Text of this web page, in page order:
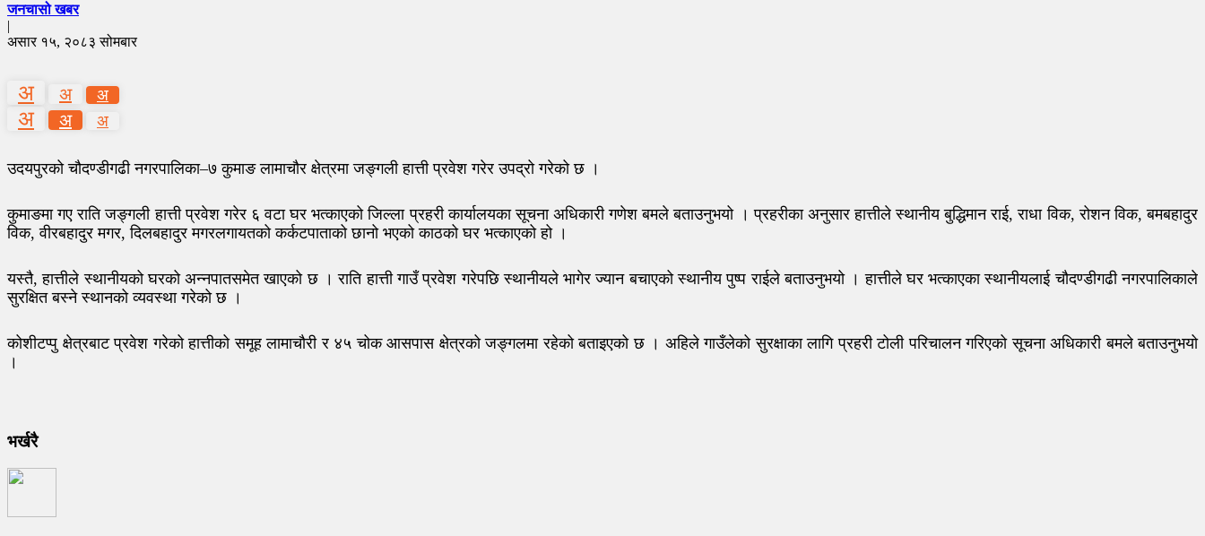
जनचासो खबर
|
असार १५, २०८३ सोमबार
अ अ अ
अ अ अ
उदयपुरको चौदण्डीगढी नगरपालिका–७ कुमाङ लामाचौर क्षेत्रमा जङ्गली हात्ती प्रवेश गरेर उपद्रो गरेको छ ।
कुमाङमा गए राति जङ्गली हात्ती प्रवेश गरेर ६ वटा घर भत्काएको जिल्ला प्रहरी कार्यालयका सूचना अधिकारी गणेश बमले बताउनुभयो । प्रहरीका अनुसार हात्तीले स्थानीय बुद्धिमान राई, राधा विक, रोशन विक, बमबहादुर
विक, वीरबहादुर मगर, दिलबहादुर मगरलगायतको कर्कटपाताको छानो भएको काठको घर भत्काएको हो ।
यस्तै, हात्तीले स्थानीयको घरको अन्नपातसमेत खाएको छ । राति हात्ती गाउँ प्रवेश गरेपछि स्थानीयले भागेर ज्यान बचाएको स्थानीय पुष्प राईले बताउनुभयो । हात्तीले घर भत्काएका स्थानीयलाई चौदण्डीगढी नगरपालिकाले
सुरक्षित बस्ने स्थानको व्यवस्था गरेको छ ।
कोशीटप्पु क्षेत्रबाट प्रवेश गरेको हात्तीको समूह लामाचौरी र ४५ चोक आसपास क्षेत्रको जङ्गलमा रहेको बताइएको छ । अहिले गाउँलेको सुरक्षाका लागि प्रहरी टोली परिचालन गरिएको सूचना अधिकारी बमले बताउनुभयो
।
भर्खरै